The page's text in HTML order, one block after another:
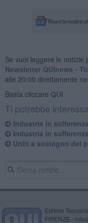
Se vuoi leggere le notizie
Newsletter QUInews -
alle 20:00 direttamente
Basta cliccare QUI
Ti potrebbe
Industria in
Industria in
Uniti a sostegno del
Editore
FIRENZE -